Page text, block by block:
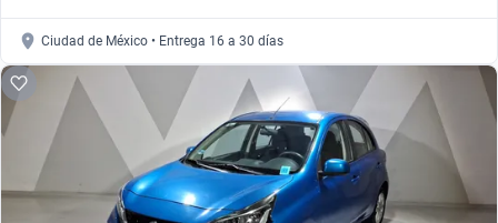
Ciudad de México • Entrega 16 a 30 días